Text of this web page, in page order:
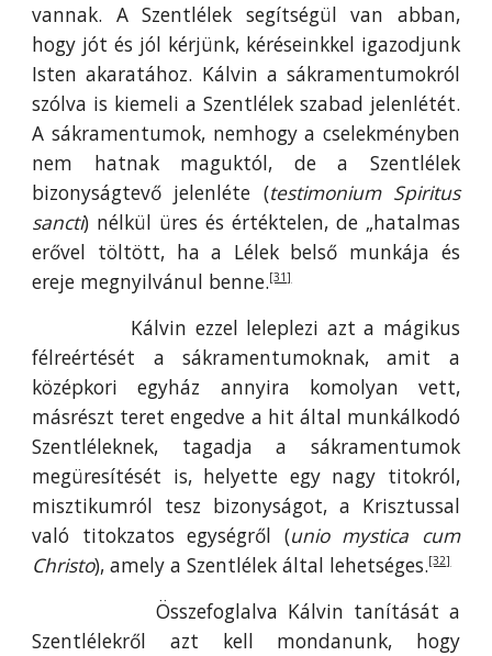
vannak. A Szentlélek segítségül van abban,
hogy jót és jól kérjünk, kéréseinkkel igazodjunk
Isten akaratához. Kálvin a sákramentumokról
szólva is kiemeli a Szentlélek szabad jelenlétét.
A sákramentumok, nemhogy a cselekményben
nem hatnak maguktól, de a Szentlélek
bizonyságtevő jelenléte (testimonium Spiritus
sancti) nélkül üres és értéktelen, de „hatalmas
erővel töltött, ha a Lélek belső munkája és
ereje megnyilvánul benne.[31]
Kálvin ezzel leleplezi azt a mágikus
félreértését a sákramentumoknak, amit a
középkori egyház annyira komolyan vett,
másrészt teret engedve a hit által munkálkodó
Szentléleknek, tagadja a sákramentumok
megüresítését is, helyette egy nagy titokról,
misztikumról tesz bizonyságot, a Krisztussal
való titokzatos egységről (unio mystica cum
Christo), amely a Szentlélek által lehetséges.[32]
Összefoglalva Kálvin tanítását a
Szentlélekről azt kell mondanunk, hogy